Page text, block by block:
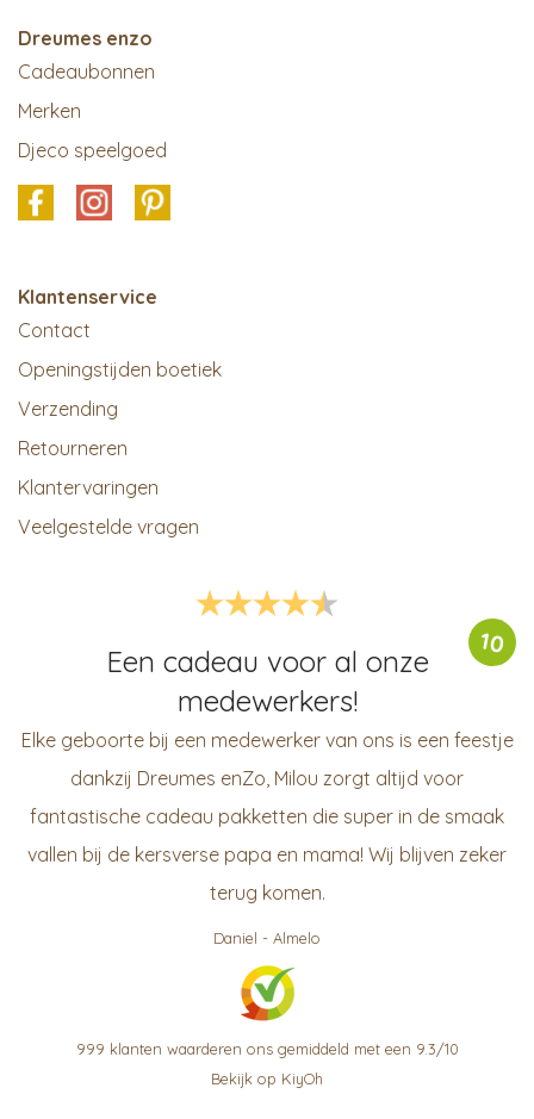
Dreumes enzo
Cadeaubonnen
Merken
Djeco speelgoed
Klantenservice
Contact
Openingstijden boetiek
Verzending
Retourneren
Klantervaringen
Veelgestelde vragen
10
Een cadeau voor al onze
medewerkers!
Elke geboorte bij een medewerker van ons is een feestje
dankzij Dreumes enZo, Milou zorgt altijd voor
fantastische cadeau pakketten die super in de smaak
vallen bij de kersverse papa en mama! Wij blijven zeker
terug komen.
Daniel - Almelo
999 klanten waarderen ons gemiddeld met een 9.3/10
Bekijk op KiyOh